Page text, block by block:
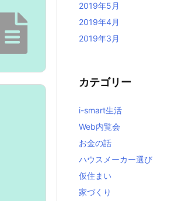
2019年5月
2019年4月
2019年3月
カテゴリー
i-smart生活
Web内覧会
お金の話
ハウスメーカー選び
仮住まい
家づくり